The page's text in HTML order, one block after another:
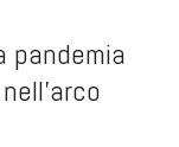
pandemia